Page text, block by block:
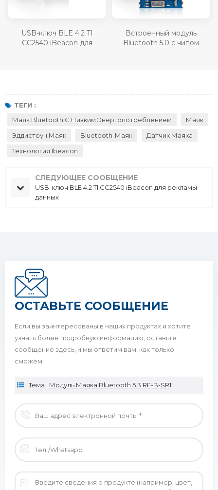
USB-ключ BLE 4.2 TI
CC2540 iBeacon для
Встроенный модуль
Bluetooth 5.0 с чипом
ТЕГИ :
Маяк Bluetooth С Низким Энергопотреблением
Маяк
Эддистоун Маяк
Bluetooth-Маяк
Датчик Маяка
Технология Ibeacon
СЛЕДУЮЩЕЕ СООБЩЕНИЕ
USB-ключ BLE 4.2 TI CC2540 iBeacon для рекламы
данных
ОСТАВЬТЕ СООБЩЕНИЕ
Если вы заинтересованы в наших продуктах и ​​хотите
узнать более подробную информацию, оставьте
сообщение здесь, и мы ответим вам, как только
сможем.
Тема : Модуль Маяка Bluetooth 5.3 RF-B-SR1